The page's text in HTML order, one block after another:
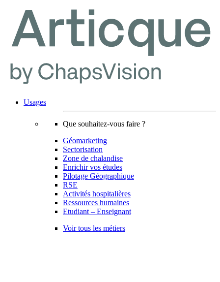
Usages
Que souhaitez-vous faire ?
Géomarketing
Sectorisation
Zone de chalandise
Enrichir vos études
Pilotage Géographique
RSE
Activités hospitalières
Ressources humaines
Etudiant – Enseignant
Voir tous les métiers